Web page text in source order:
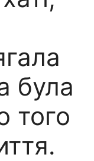
була
того